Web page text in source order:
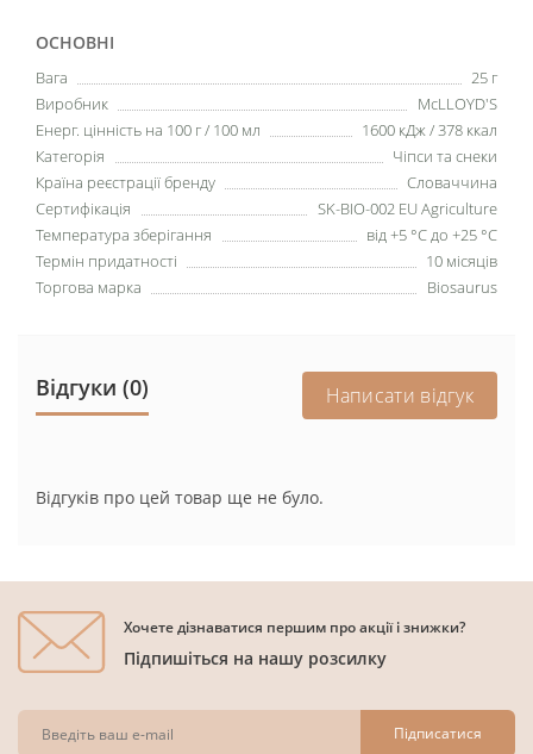
ОСНОВНІ
Вага
25 г
Виробник
McLLOYD'S
Енерг. цінність на 100 г / 100 мл
1600 кДж / 378 ккал
Категорія
Чіпси та снеки
Країна реєстрації бренду
Словаччина
Сертифікація
SK-BIO-002 EU Agriculture
Температура зберігання
від +5 °C до +25 °C
Термін придатності
10 місяців
Торгова марка
Biosaurus
Відгуки (0) Написати відгук
Відгуків про цей товар ще не було.
Хочете дізнаватися першим про акції і знижки?
Підпишіться на нашу розсилку
Підписатися